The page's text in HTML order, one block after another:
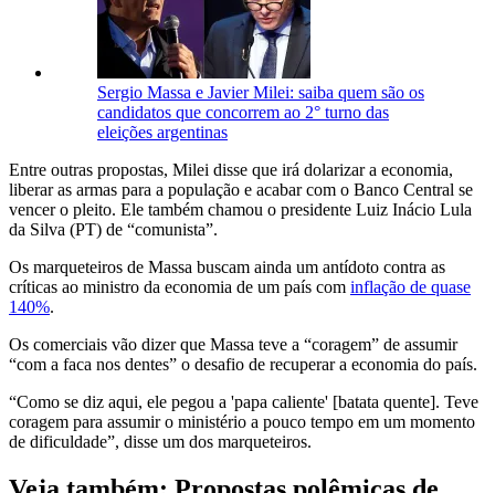
Sergio Massa e Javier Milei: saiba quem são os
candidatos que concorrem ao 2° turno das
eleições argentinas
Entre outras propostas, Milei disse que irá dolarizar a economia,
liberar as armas para a população e acabar com o Banco Central se
vencer o pleito. Ele também chamou o presidente Luiz Inácio Lula
da Silva (PT) de “comunista”.
Os marqueteiros de Massa buscam ainda um antídoto contra as
críticas ao ministro da economia de um país com inflação de quase
140%.
Os comerciais vão dizer que Massa teve a “coragem” de assumir
“com a faca nos dentes” o desafio de recuperar a economia do país.
“Como se diz aqui, ele pegou a 'papa caliente' [batata quente]. Teve
coragem para assumir o ministério a pouco tempo em um momento
de dificuldade”, disse um dos marqueteiros.